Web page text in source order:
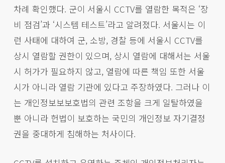
차례 확인했다. 군이 서울시 CCTV를 열람한 목적은 ‘장
비 점검’과 ‘시스템 테스트’라고 알려졌다. 서울시는 이
런 사태에 대하여 군, 소방, 경찰 등에 서울시 CCTV를
상시 열람할 권한이 있으며, 상시 열람에 대해서는 서울
시 허가가 필요하지 않고, 열람에 따른 책임 또한 서울
시가 아니라 열람 기관에 있다고 주장하였다. 그러나 이
는 개인정보보보호법의 관련 조항을 크게 일탈하였을
뿐 아니라 헌법이 보호하는 국민의 개인정보 자기결정
권을 중대하게 침해하는 처사이다.